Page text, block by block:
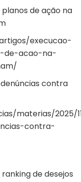
de ação na
execucao-
de-acao-na-
contra
materias/2025/
contra-
de desejos